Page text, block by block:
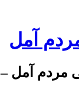
آمل
آمل –